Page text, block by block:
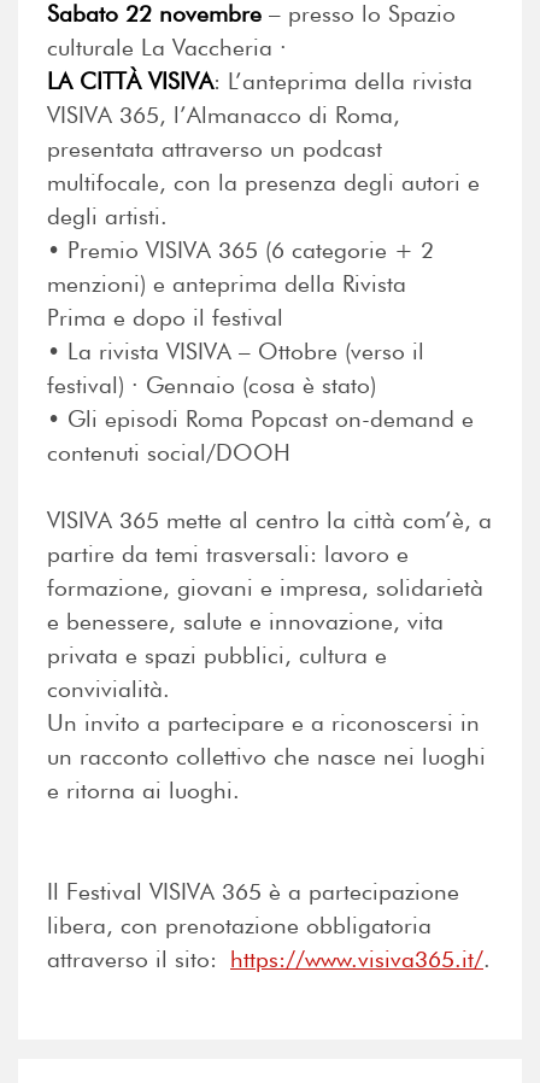
Sabato 22 novembre – presso lo Spazio
culturale La Vaccheria ·
LA CITTÀ VISIVA: L’anteprima della rivista
VISIVA 365, l’Almanacco di Roma,
presentata attraverso un podcast
multifocale, con la presenza degli autori e
degli artisti.
•⁠ ⁠Premio VISIVA 365 (6 categorie + 2
menzioni) e anteprima della Rivista
Prima e dopo il festival
•⁠ ⁠La rivista VISIVA – Ottobre (verso il
festival) · Gennaio (cosa è stato)
•⁠ ⁠Gli episodi Roma Popcast on-demand e
contenuti social/DOOH
VISIVA 365 mette al centro la città com’è, a
partire da temi trasversali: lavoro e
formazione, giovani e impresa, solidarietà
e benessere, salute e innovazione, vita
privata e spazi pubblici, cultura e
convivialità.
Un invito a partecipare e a riconoscersi in
un racconto collettivo che nasce nei luoghi
e ritorna ai luoghi.
Il Festival VISIVA 365 è a partecipazione
libera, con prenotazione obbligatoria
attraverso il sito: https://www.visiva365.it/.